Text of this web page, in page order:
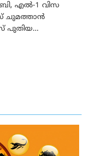
എൽ-1 വിസ
ചുമത്താൻ
പുതിയ...